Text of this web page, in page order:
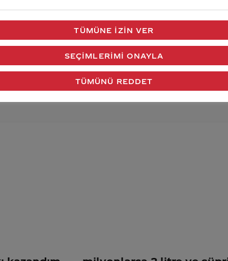
verdiğimiz cevap aklındaki soru işaretlerini giderdi
Gönder
TÜMÜNE İZIN VER
TÜMÜNÜ REDDET
SEÇIMLERIMI ONAYLA